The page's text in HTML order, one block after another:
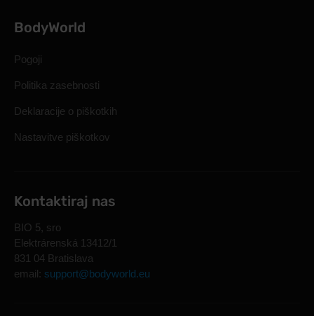
BodyWorld
Pogoji
Politika zasebnosti
Deklaracije o piškotkih
Nastavitve piškotkov
Kontaktiraj nas
BIO 5, sro
Elektrárenská 13412/1
831 04 Bratislava
email: support@bodyworld.eu